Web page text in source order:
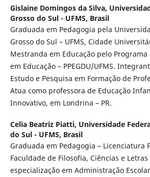
Gislaine Domingos da Silva,
Grosso do Sul - UFMS, Brasil
Graduada em Pedagogia pela
Grosso do Sul – UFMS, Cidade
Mestranda em Educação pelo Programa
em Educação – PPEGDU/UFMS.
Estudo e Pesquisa em Formação de
Atua como professora de Educação
Innovativo, em Londrina – PR.
Celia Beatriz Piatti, Universidade
do Sul - UFMS, Brasil
Graduada em Pedagogia – Licenciatura
Faculdade de Filosofia, Ciências e
especialização em Administração